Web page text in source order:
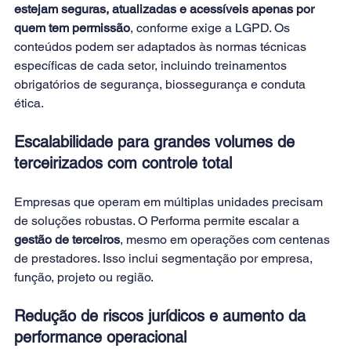
estejam seguras, atualizadas e acessíveis apenas por
quem tem permissão, conforme exige a LGPD. Os
conteúdos podem ser adaptados às normas técnicas
específicas de cada setor, incluindo treinamentos
obrigatórios de segurança, biossegurança e conduta
ética.
Escalabilidade para grandes volumes de
terceirizados com controle total
Empresas que operam em múltiplas unidades precisam
de soluções robustas. O Performa permite escalar a
gestão de terceiros, mesmo em operações com centenas
de prestadores. Isso inclui segmentação por empresa,
função, projeto ou região.
Redução de riscos jurídicos e aumento da
performance operacional